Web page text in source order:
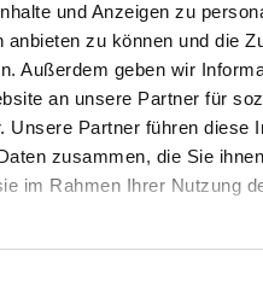
und Anzeigen zu
zu können und die
Außerdem geben wir
an unsere Partner für
Unsere Partner führen diese
zusammen, die Sie ihnen
im Rahmen Ihrer Nutzung
Untersparrendämmung.
Vorteile
Kein Verlust
von Wohnraum
günstig
wird